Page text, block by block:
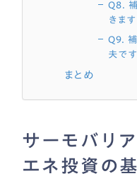
Q8.
きま
Q9.
夫で
まとめ
サーモバリ
エネ投資の